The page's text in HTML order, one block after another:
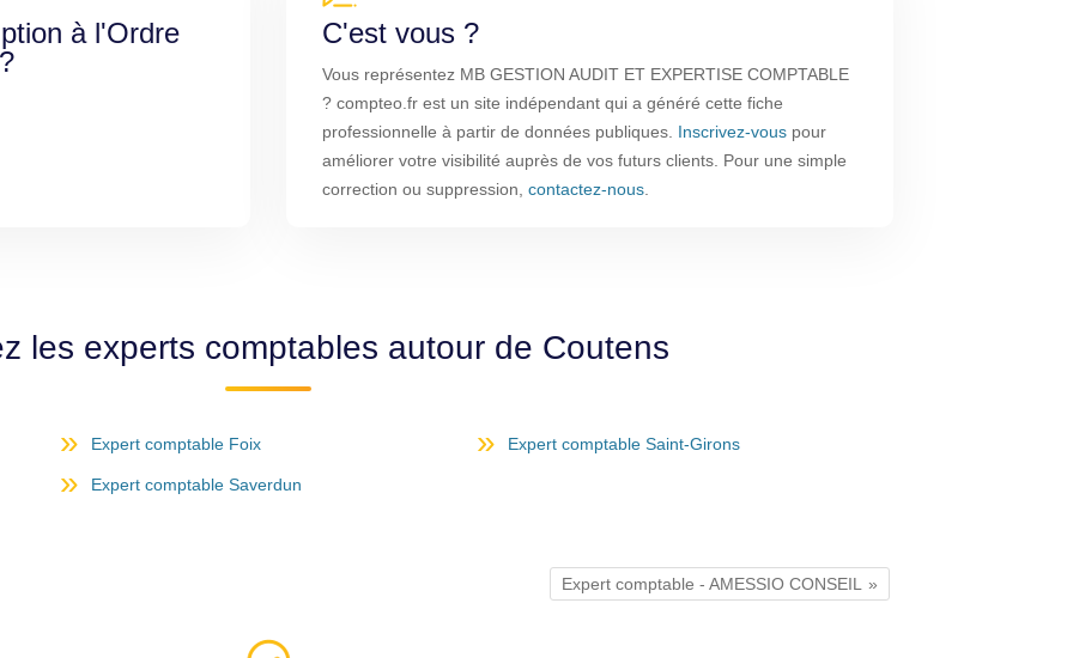
à l'Ordre
C'est vous ?
Vous représentez MB GESTION AUDIT ET EXPERTISE COMPTABLE
? compteo.fr est un site indépendant qui a généré cette fiche
professionnelle à partir de données publiques. Inscrivez-vous pour
améliorer votre visibilité auprès de vos futurs clients. Pour une simple
correction ou suppression, contactez-nous
les experts comptables autour de Coutens
Expert comptable Foix Expert comptable Saint-Girons
Expert comptable Saverdun
Expert comptable - AMESSIO CONSEIL